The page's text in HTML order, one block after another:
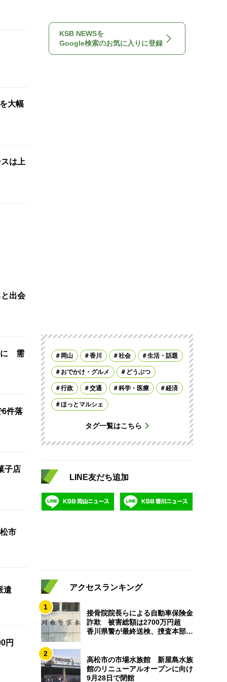
大幅
は上
出会
に 需
件落
子店
市
遣
円
KSB NEWSを
Google検索のお気に入りに登録
岡山 香川 社会 生活・話題
おでかけ・グルメ どうぶつ
行政 交通 科学・医療 経済
ほっとマルシェ
タグ一覧はこちら
LINE友だち追加
アクセスランキング
1
接骨院院長らによる自動車保険金
詐欺 被害総額は2700万円超
香川県警が最終送検、捜査本部解
2
高松市の市場水族館 新屋島水族
館のリニューアルオープンに向け
9月28日で閉館